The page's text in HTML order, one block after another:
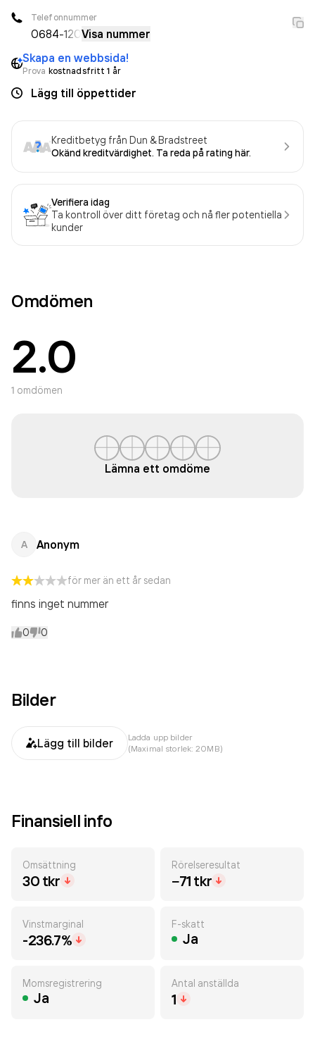
Telefonnummer
0684-120Visa nummer
Skapa en webbsida!
Prova kostnadsfritt 1 år
Lägg till öppettider
Kreditbetyg från Dun & Bradstreet
Okänd kreditvärdighet. Ta reda på rating här.
Verifiera idag
Ta kontroll över ditt företag och nå fler potentiella
kunder
Omdömen
2.0
1 omdömen
Lämna ett omdöme
A Anonym
för mer än ett år sedan
finns inget nummer
0 0
Bilder
Lägg till bilder
Ladda upp bilder
(Maximal storlek: 20MB)
Finansiell info
Omsättning
30 tkr
Rörelseresultat
−71 tkr
Vinstmarginal
-236.7%
F-skatt
Ja
Momsregistrering
Ja
Antal anställda
1